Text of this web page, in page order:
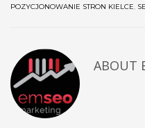
POZYCJONOWANIE STRON KIELCE,
ABOUT